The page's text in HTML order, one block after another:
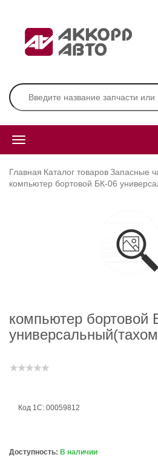
Главная Каталог товаровЗапасные
компьютер бортовой БК-06
компьютер бортовой
Код 1С: 00059812
Доступность: В наличии